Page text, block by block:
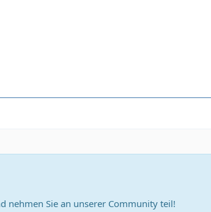
nehmen Sie an unserer Community teil!